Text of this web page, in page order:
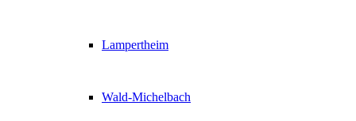
Lampertheim
Wald-Michelbach